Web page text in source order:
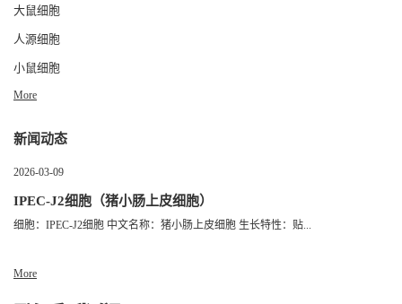
大鼠细胞
人源细胞
小鼠细胞
More
新闻动态
2026-03-09
IPEC-J2细胞（猪小肠上皮细胞）
细胞：IPEC-J2细胞 中文名称：猪小肠上皮细胞 生长特性：贴...
More